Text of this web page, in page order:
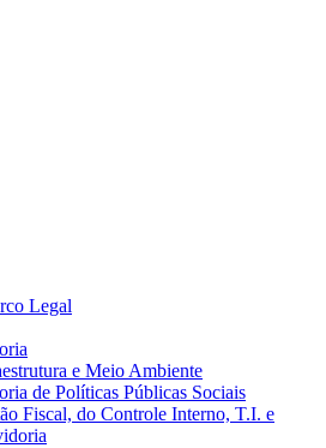
Legal
e Meio Ambiente
de Políticas Públicas Sociais
Fiscal, do Controle Interno, T.I. e